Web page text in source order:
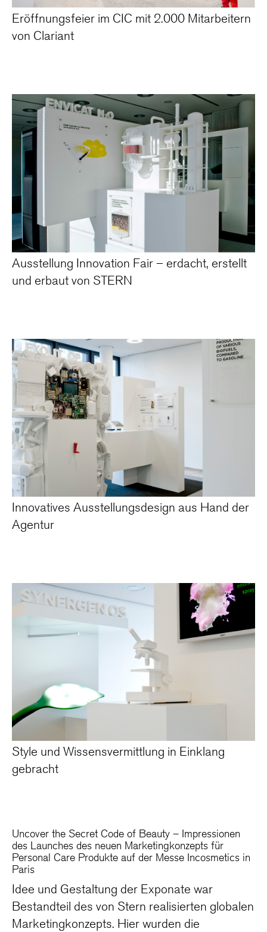
Eröffnungsfeier im CIC mit 2.000 Mitarbeitern
von Clariant
Ausstellung Innovation Fair – erdacht, erstellt
und erbaut von STERN
Innovatives Ausstellungsdesign aus Hand der
Agentur
Style und Wissensvermittlung in Einklang
gebracht
Uncover the Secret Code of Beauty – Impressionen
des Launches des neuen Marketingkonzepts für
Personal Care Produkte auf der Messe Incosmetics in
Paris
Idee und Gestaltung der Exponate war
Bestandteil des von Stern realisierten globalen
Marketingkonzepts. Hier wurden die